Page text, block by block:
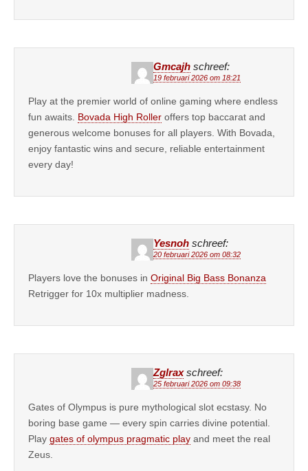
Gmcajh schreef:
19 februari 2026 om 18:21
Play at the premier world of online gaming where endless
fun awaits. Bovada High Roller offers top baccarat and
generous welcome bonuses for all players. With Bovada,
enjoy fantastic wins and secure, reliable entertainment
every day!
Yesnoh schreef:
20 februari 2026 om 08:32
Players love the bonuses in Original Big Bass Bonanza
Retrigger for 10x multiplier madness.
Zglrax schreef:
25 februari 2026 om 09:38
Gates of Olympus is pure mythological slot ecstasy. No
boring base game — every spin carries divine potential.
Play gates of olympus pragmatic play and meet the real
Zeus.